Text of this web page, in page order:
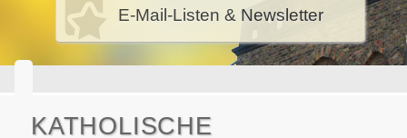
E-Mail-Listen & Newsletter
KATHOLISCHE